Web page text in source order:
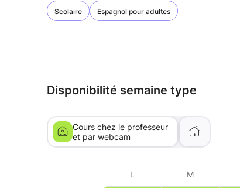
Scolaire Espagnol pour adultes
Disponibilité semaine type
Cours chez le professeur
et par webcam
L M